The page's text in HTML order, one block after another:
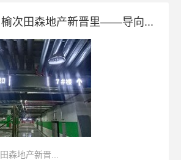
榆次田森地产新晋里——导向...
森地产新晋...